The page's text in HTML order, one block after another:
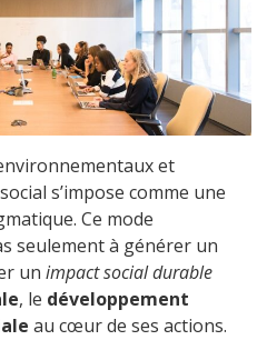
et
s’impose comme une
Ce mode
seulement à générer un
un impact social durable
, le développement
au cœur de ses actions.